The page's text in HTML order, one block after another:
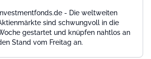
Investmentfonds.de - Die weltweiten
sind schwungvoll in die
gestartet und knüpfen nahtlos an
Stand vom Freitag an.